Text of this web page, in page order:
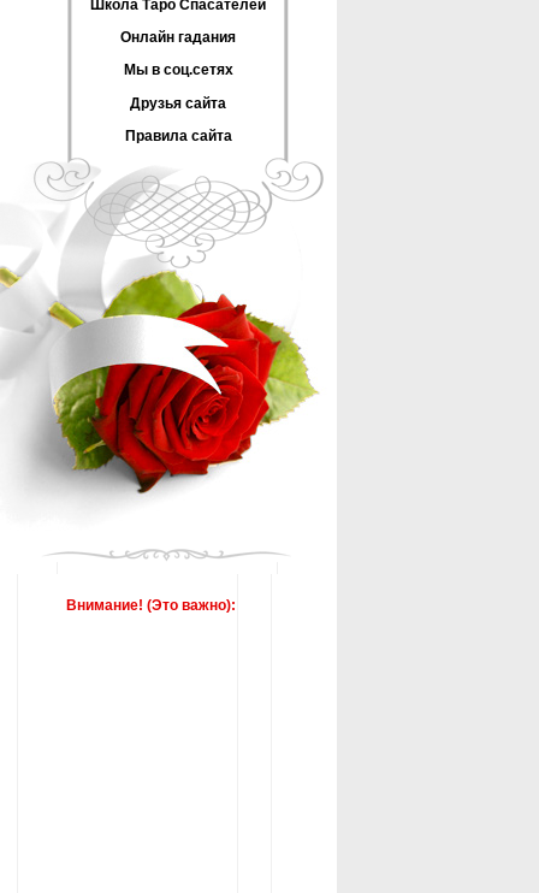
Школа Таро Спасателей
Онлайн гадания
Мы в соц.сетях
Друзья сайта
Правила сайта
Внимание! (Это важно):